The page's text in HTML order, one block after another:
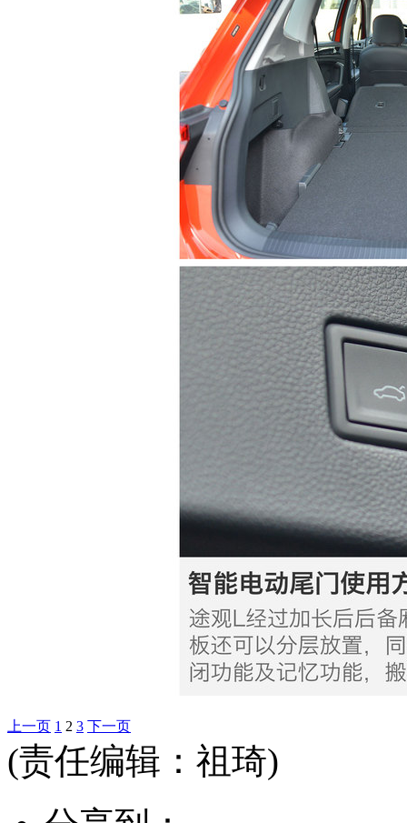
上一页 1 2 3 下一页
(责任编辑：祖琦)